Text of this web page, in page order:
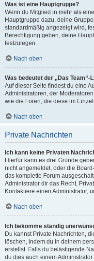
Was ist eine Hauptgruppe?
Wenn du Mitglied in mehr als
Hauptgruppe dazu, deine
standardmäßig angezeigt wird,
Berechtigung geben, deine
festzulegen.
Nach oben
Was bedeutet der „Das
Auf dieser Seite findest du eine
Administratoren, der
wie die Foren, die diese im
Nach oben
Private Nachrichten
Ich kann keine Privaten
Hierfür kann es drei Gründe
nicht angemeldet, oder die
das komplette Forum
Administrator dir das Recht,
Kontaktiere einen Administrator,
Nach oben
Ich bekomme ständig
Du kannst Private Nachrichten,
löschen, indem du in deinem
erstellst. Falls du belästigende
du dies auch einem